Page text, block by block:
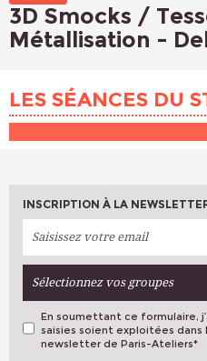
INFOS
3D Smocks /
Métallisation -
LES SÉANCES DU
INSCRIPTION À LA
Sélectionnez vos groupes
En soumettant ce formulaire,
saisies soient exploitées dans
newsletter de Paris-Ateliers*